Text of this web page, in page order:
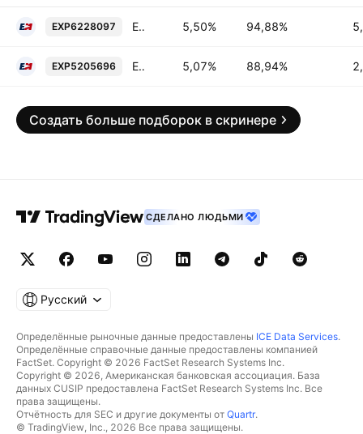
EXP6228097 Eagle Materials Inc. 5.0% 15-MAR-2036 5,50% 94,88%
EXP5205696 Eagle Materials Inc. 2.5% 01-JUL-2031 5,07% 88,94%
Создать больше подборок в скринере
СДЕЛАНО ЛЮДЬМИ
Русский
Определённые рыночные данные предоставлены ICE Data Services.
Определённые справочные данные предоставлены компанией
FactSet. Copyright © 2026 FactSet Research Systems Inc.
Copyright © 2026, Американская банковская ассоциация. База
данных CUSIP предоставлена FactSet Research Systems Inc. Все
права защищены.
Отчётность для SEC и другие документы от Quartr.
© TradingView, Inc., 2026 Все права защищены.